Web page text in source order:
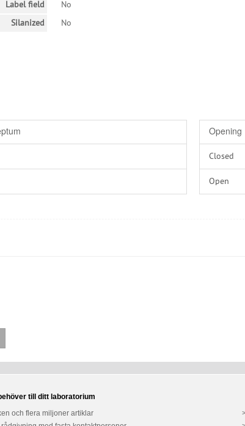
Label field No
Silanized No
Opening
Closed
Open
till ditt laboratorium
och flera miljoner artiklar